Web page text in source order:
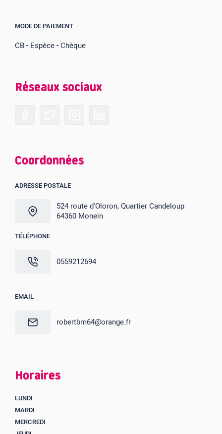
MODE DE PAIEMENT
CB-Espèce-Chèque
Réseaux sociaux
Coordonnées
ADRESSE POSTALE
524 route d'Oloron, Quartier Candeloup
64360 Monein
TÉLÉPHONE
0559212694
EMAIL
robertbm64@orange.fr
Horaires
LUNDI
MARDI
MERCREDI